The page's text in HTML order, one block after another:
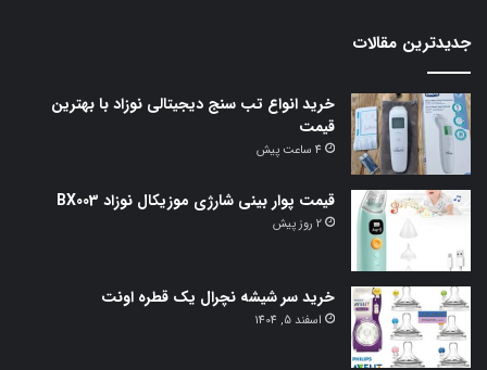
جدیدترین مقالات
خرید انواع تب سنج دیجیتالی نوزاد با بهترین
قیمت
4 ساعت پیش
قیمت پوار بینی شارژی موزیکال نوزاد BX003
2 روز پیش
خرید سر شیشه نچرال یک قطره اونت
اسفند 5, 1404